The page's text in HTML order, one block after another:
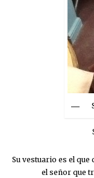
Su vestuario es el
el señor que